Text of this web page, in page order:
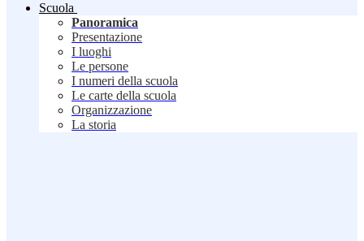
Scuola
Panoramica
Presentazione
I luoghi
Le persone
I numeri della scuola
Le carte della scuola
Organizzazione
La storia